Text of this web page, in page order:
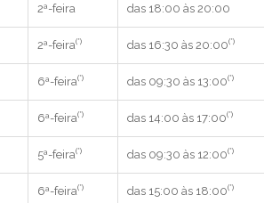
2ª-feira das 18:00 às 20:00
2ª-feira(*) das 16:30 às 20:00(*)
6ª-feira(*) das 09:30 às 13:00(*)
6ª-feira(*) das 14:00 às 17:00(*)
5ª-feira(*) das 09:30 às 12:00(*)
6ª-feira(*) das 15:00 às 18:00(*)